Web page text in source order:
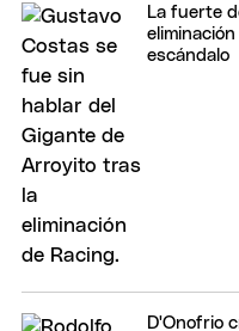
La fuerte
escándalo
D'Onofrio